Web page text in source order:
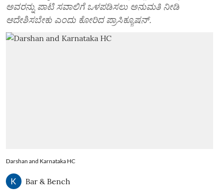
ಅವರನ್ನು ಪಾಟಿ ಸವಾಲಿಗೆ ಒಳಪಡಿಸಲು ಅನುಮತಿ ನೀಡಿ
ಆದೇಶಿಸಬೇಕು ಎಂದು ಕೋರಿದ ಪ್ರಾಸಿಕ್ಯೂಷನ್.
Darshan and Karnataka HC
Bar & Bench